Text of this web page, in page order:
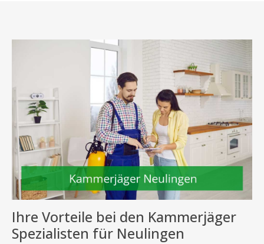
Ihre Vorteile bei den Kammerjäger
Spezialisten für Neulingen